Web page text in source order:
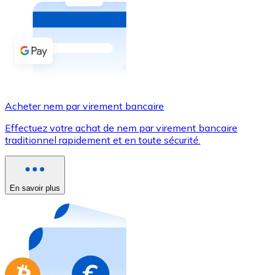
Achetez des cryptomonnaies en espèces et d'autres
Acheter avec espèces
Virement SEPA
Utilisez les cartes Visa et Mastercard pour acheter
Acheter avec carte
Nouveau
Achetez des cartes-cadeaux de vos marques
Aller à la boutique de cartes-cadeaux
Acheter nem par virement bancaire
Effectuez votre achat de nem par virement bancaire
traditionnel rapidement et en toute sécurité.
En savoir plus